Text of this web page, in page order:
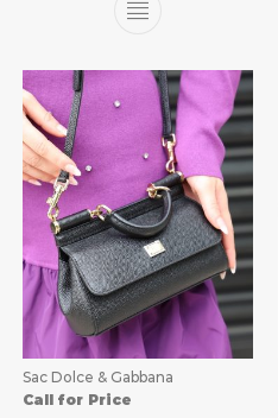
Sac Dolce & Gabbana
Call for Price